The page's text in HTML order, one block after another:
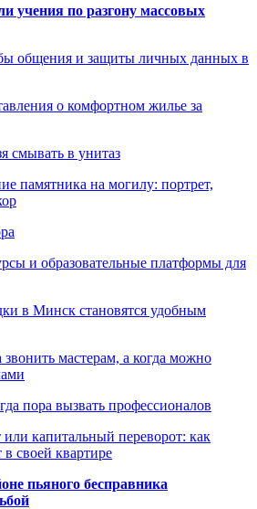
учения по разгону массовых
общения и защиты личных данных в
о комфортном жилье за
смывать в унитаз
памятника на могилу: портрет,
и образовательные платформы для
в Минск становятся удобным
мастерам, а когда можно
пора вызвать профессионалов
капитальный переворот: как
своей квартире
пьяного бесправника